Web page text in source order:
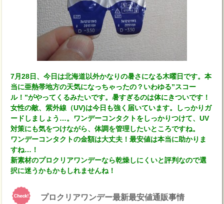
7月28日、今日は北海道以外かなりの暑さになる木曜日です。本
当に亜熱帯地方の天気になっちゃったの？いわゆる”スコー
ル！”がやってくるみたいです。暑すぎるのは体にきついです！
女性の敵、紫外線（UV)は今日も強く届いています。しっかりガ
ードしましょう…。ワンデーコンタクトをしっかりつけて、UV
対策にも気をつけながら、体調を管理したいところですね。
ワンデーコンタクトの金額は大丈夫！最安値は本当に助かりま
すね…！
新素材のプロクリアワンデーなら乾燥しにくいと評判なので選
択に迷うかもかもしれませんね！
プロクリアワンデー最新最安値通販事情